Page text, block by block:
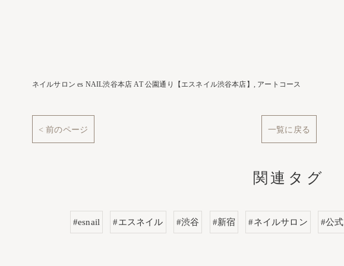
ネイルサロン es NAIL渋谷本店 AT 公園通り【エスネイル渋谷本店】 アートコース
< 前のページ 一覧に戻る
関連タグ
#esnail #エスネイル #渋谷 #新宿 #ネイルサロン #公式